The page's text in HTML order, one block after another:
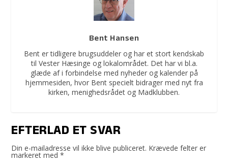
Bent Hansen
Bent er tidligere brugsuddeler og har et stort kendskab
til Vester Hæsinge og lokalområdet. Det har vi bl.a.
glæde af i forbindelse med nyheder og kalender på
hjemmesiden, hvor Bent specielt bidrager med nyt fra
kirken, menighedsrådet og Madklubben.
EFTERLAD ET SVAR
Din e-mailadresse vil ikke blive publiceret. Krævede felter er
markeret med*